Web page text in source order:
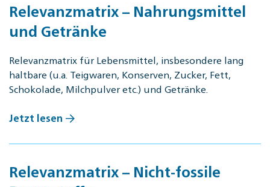
Relevanzmatrix – Nahrungsmittel
und Getränke
Relevanzmatrix für Lebensmittel, insbesondere lang
haltbare (u.a. Teigwaren, Konserven, Zucker, Fett,
Schokolade, Milchpulver etc.) und Getränke.
Jetzt lesen
Relevanzmatrix – Nicht-fossile